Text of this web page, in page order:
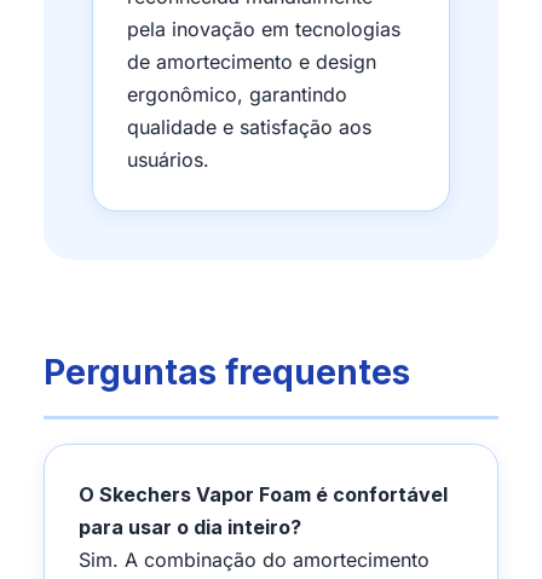
pela inovação em tecnologias
de amortecimento e design
ergonômico, garantindo
qualidade e satisfação aos
usuários.
Perguntas frequentes
O Skechers Vapor Foam é confortável
para usar o dia inteiro?
Sim. A combinação do amortecimento